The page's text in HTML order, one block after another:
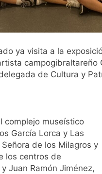
ya visita a la
campogibraltareño
de Cultura y
complejo museístico
García Lorca y Las
de los Milagros y
los centros de
Juan Ramón Jiménez,